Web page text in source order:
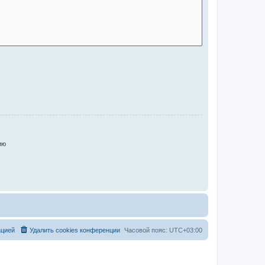
Часовой пояс: UTC+03:00
Удалить cookies конференции